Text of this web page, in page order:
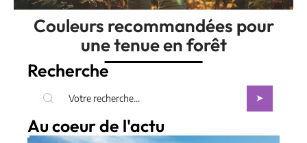
Couleurs recommandées pour
une tenue en forêt
Recherche
Au coeur de l'actu